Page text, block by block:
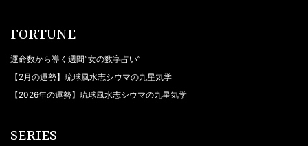
FORTUNE
運命数から導く週間“女の数字占い”
【2月の運勢】琉球風水志シウマの九星気学
【2026年の運勢】琉球風水志シウマの九星気学
SERIES